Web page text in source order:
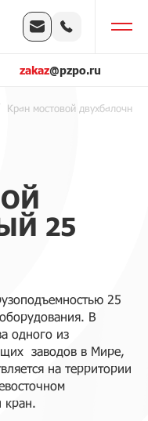
zakaz@pzpo.ru
Кран мостовой двухбалочный
25
25
В
одного из
заводов в Мире,
на территории
кран.